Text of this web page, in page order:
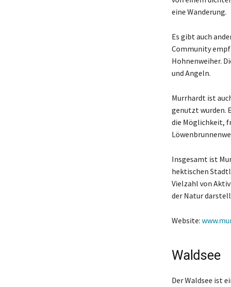
eine Wanderung.
Es gibt auch
Community
Hohnenweiher.
und Angeln.
Murrhardt ist
genutzt wurden.
die Möglichkeit,
Insgesamt ist
hektischen
Vielzahl von
der Natur
Website:
Waldsee
Der Waldsee ist